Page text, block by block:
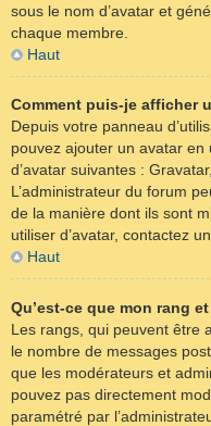
sous le nom d’avatar et
chaque membre.
Haut
Comment puis-je afficher
Depuis votre panneau
pouvez ajouter un avatar en
d’avatar suivantes :
L’administrateur du forum
de la manière dont ils sont
utiliser d’avatar, contactez
Haut
Qu’est-ce que mon rang
Les rangs, qui peuvent être
le nombre de messages
que les modérateurs et
pouvez pas directement
paramétré par